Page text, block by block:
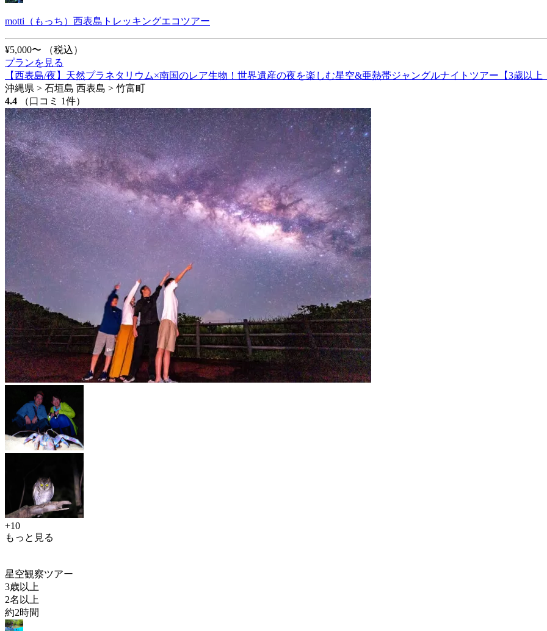
motti（もっち）西表島トレッキングエコツアー
¥5,000〜
（税込）
プランを見る
【西表島/夜】天然プラネタリウム×南国のレア生物！世界遺産の夜を楽しむ星空&亜熱帯ジャングルナイトツアー【3歳以上
沖縄県 > 石垣島 西表島 > 竹富町
4.4
（口コミ 1件）
+10
もっと見る
星空観察ツアー
3歳以上
2名以上
約2時間